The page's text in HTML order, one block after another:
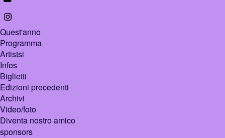
Quest'anno
Programma
Artistsi
Infos
Biglietti
Edizioni precedenti
Archivi
Video/foto
Diventa nostro amico
sponsors